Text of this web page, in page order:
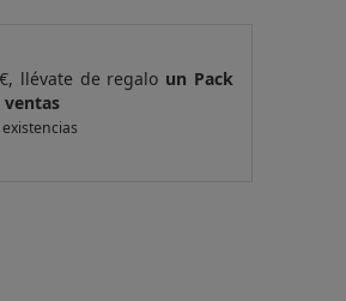
llévate de regalo un Pack
ventas